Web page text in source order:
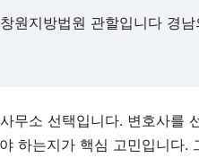
원지방법원 관할입니다 경
무소 선택입니다. 변호사를
하는지가 핵심 고민입니다.